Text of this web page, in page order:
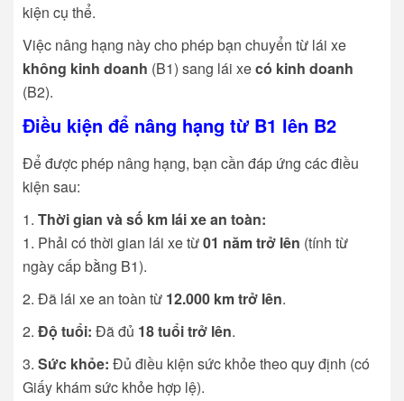
kiện cụ thể.
Việc nâng hạng này cho phép bạn chuyển từ lái xe
không kinh doanh (B1) sang lái xecó kinh doanh
(B2).
Điều kiện để nâng hạng từ B1 lên B2
Để được phép nâng hạng, bạn cần đáp ứng các điều
kiện sau:
Thời gian và số km lái xe an toàn:
Phải có thời gian lái xe từ01 năm trở lên (tính từ
ngày cấp bằng B1).
Đã lái xe an toàn từ 12.000 km trở lên.
Độ tuổi: Đã đủ 18 tuổi trở lên.
Sức khỏe: Đủ điều kiện sức khỏe theo quy định (có
Giấy khám sức khỏe hợp lệ).